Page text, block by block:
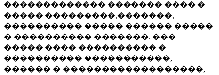
������������� ������� ���� �
����� ���������,�������,
���������� ����� ������ �����
� ���������� �������. ���
����� ���� ���������� �
���������� �����������,
������ � ������������������,